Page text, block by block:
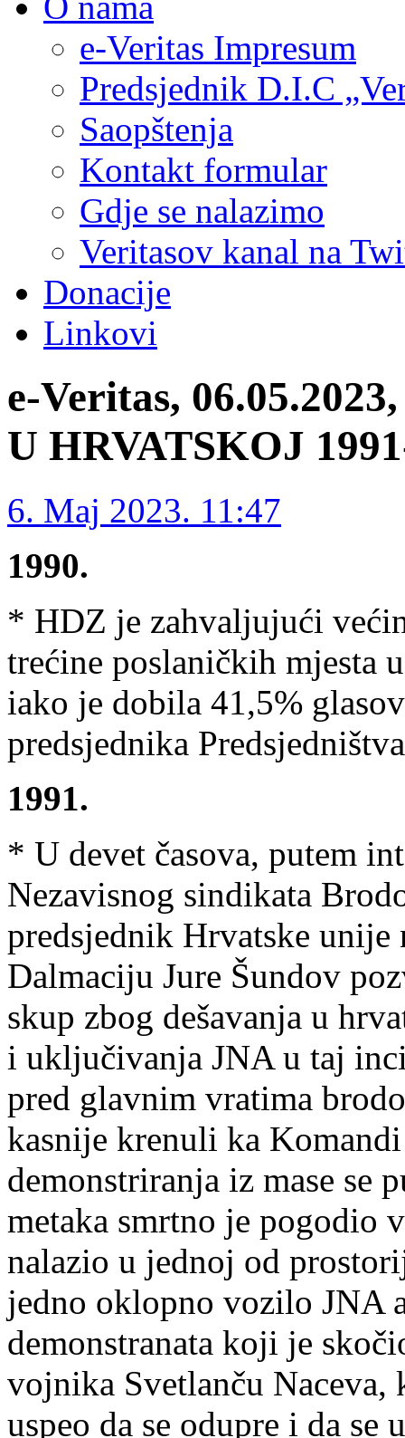
e-Veritas Impresum
Predsjednik D.I.C
Saopštenja
Kontakt formular
Gdje se nalazimo
Veritasov kanal na
Donacije
Linkovi
e-Veritas,
U HRVATSKOJ
6. Maj 2023. 11:47
1990.
* HDZ je zahvaljujući
trećine poslaničkih mjesta
iako je dobila 41,5%
predsjednika
1991.
* U devet časova, putem
Nezavisnog sindikata
predsjednik Hrvatske unije
Dalmaciju Jure Šundov
skup zbog dešavanja u
i uključivanja JNA u taj
pred glavnim vratima
kasnije krenuli ka
demonstriranja iz mase se
metaka smrtno je pogodio
nalazio u jednoj od
jedno oklopno vozilo JNA
demonstranata koji je
vojnika Svetlanču
uspeo da se odupre i da se